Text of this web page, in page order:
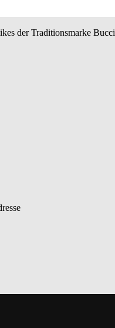
der Traditionsmarke